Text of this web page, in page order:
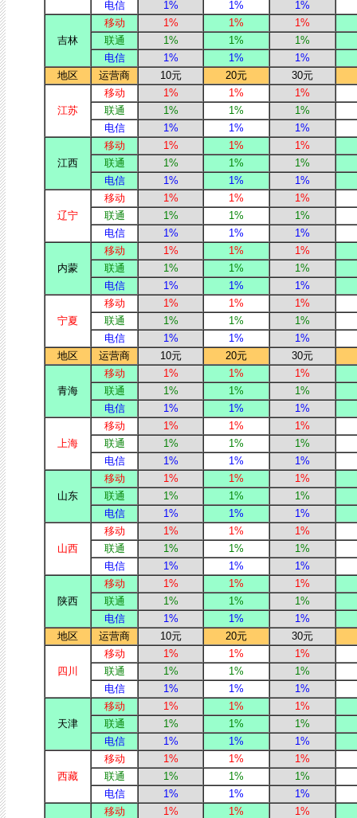
电信 1% 1% 1%
吉林
移动 1% 1%
1%
联通
1% 1%
1%
电信
1% 1%
1%
地区
运营商 10元 20元 30元
江苏
移动 1% 1%
1%
联通
1% 1%
1%
电信
1% 1% 1%
江西
移动 1% 1%
1%
联通
1% 1%
1%
电信
1% 1% 1%
辽宁
移动 1% 1%
1%
联通
1% 1%
1%
电信
1% 1% 1%
内蒙
移动 1% 1%
1%
联通
1% 1%
1%
电信
1% 1% 1%
宁夏
移动 1% 1%
1%
联通
1% 1%
1%
电信
1% 1%
1%
地区
运营商 10元 20元 30元
青海
移动 1% 1%
1%
联通
1% 1%
1%
电信
1% 1% 1%
上海
移动 1% 1%
1%
联通
1% 1%
1%
电信
1% 1% 1%
山东
移动 1% 1%
1%
联通
1% 1%
1%
电信
1% 1% 1%
山西
移动 1% 1%
1%
联通
1% 1%
1%
电信
1% 1% 1%
陕西
移动 1% 1%
1%
联通
1% 1%
1%
电信
1% 1%
1%
地区
运营商 10元 20元 30元
四川
移动 1% 1%
1%
联通
1% 1%
1%
电信
1% 1% 1%
天津
移动 1% 1%
1%
联通
1% 1%
1%
电信
1% 1% 1%
西藏
移动 1% 1%
1%
联通
1% 1%
1%
电信
1% 1% 1%
移动 1% 1%
1%